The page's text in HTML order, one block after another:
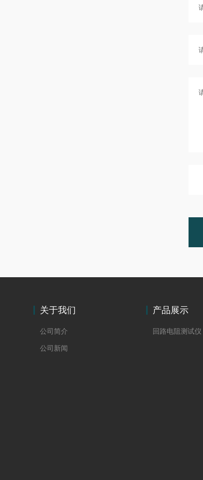
关于我们
公司简介
公司新闻
产品展示
回路电阻测试仪